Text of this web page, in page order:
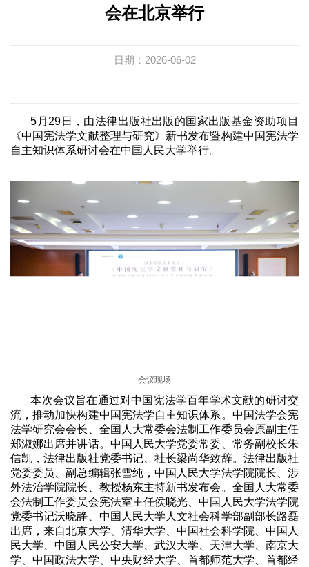
会在北京举行
日期：2026-06-02
5 月 29 日，由法律出版社出版的国家出版基金资助项目
《中国宪法学文献整理与研究》新书发布暨构建中国宪法学
自主知识体系研讨会在中国人民大学举行。
会议现场
本次会议旨在通过对中国宪法学百年学术文献的研讨交
流，推动加快构建中国宪法学自主知识体系。中国法学会宪
法学研究会会长、全国人大常委会法制工作委员会原副主任
郑淑娜出席并讲话。中国人民大学党委常委、常务副校长朱
信凯，法律出版社党委书记、社长梁尚华致辞。法律出版社
党委委员、副总编辑张雪纯，中国人民大学法学院院长、涉
外法治学院院长、教授杨东主持新书发布会。全国人大常委
会法制工作委员会宪法室主任侯晓光、中国人民大学法学院
党委书记沃晓静、中国人民大学人文社会科学部副部长路磊
出席，来自北京大学、清华大学、中国社会科学院、中国人
民大学、中国人民公安大学、武汉大学、天津大学、南京大
学、中国政法大学、中央财经大学、首都师范大学、首都经